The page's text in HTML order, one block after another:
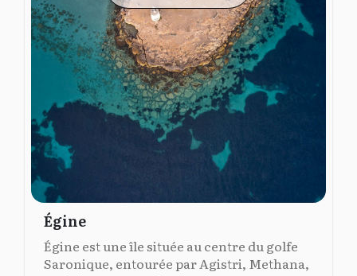
Égine
Égine est une île située au centre du golfe
Saronique, entourée par Agistri, Methana,